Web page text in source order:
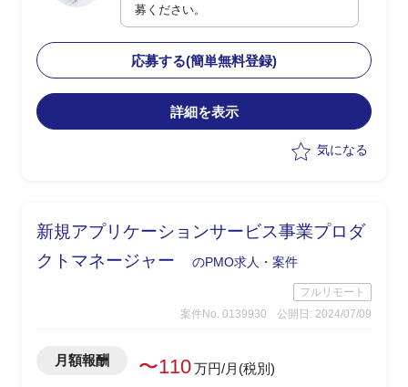
・ユーザー側の立場でPO支援、システ
ム面の留意点提示や品質・性能観点の補
完を担当
募ください。
応募する(簡単無料登録)
詳細を表示
気になる
新規アプリケーションサービス事業プロダ
クトマネージャー
のPMO求人・案件
フルリモート
案件No. 0139930
公開日: 2024/07/09
月額報酬 〜110万円/月(税別)